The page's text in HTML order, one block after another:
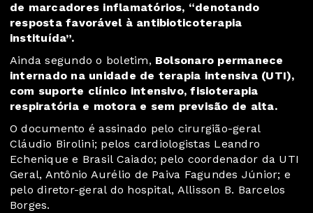
de marcadores inflamatórios, “denotando
resposta favorável à antibioticoterapia
instituída”.
Ainda segundo o boletim, Bolsonaro permanece
internado na unidade de terapia intensiva (UTI),
com suporte clínico intensivo, fisioterapia
respiratória e motora e sem previsão de alta.
O documento é assinado pelo cirurgião-geral
Cláudio Birolini; pelos cardiologistas Leandro
Echenique e Brasil Caiado; pelo coordenador da UTI
Geral, Antônio Aurélio de Paiva Fagundes Júnior; e
pelo diretor-geral do hospital, Allisson B. Barcelos
Borges.